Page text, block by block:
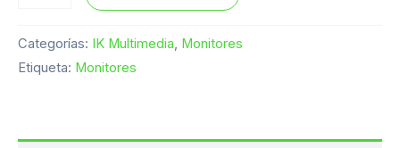
Categorías: IK Multimedia, Monitores
Etiqueta: Monitores